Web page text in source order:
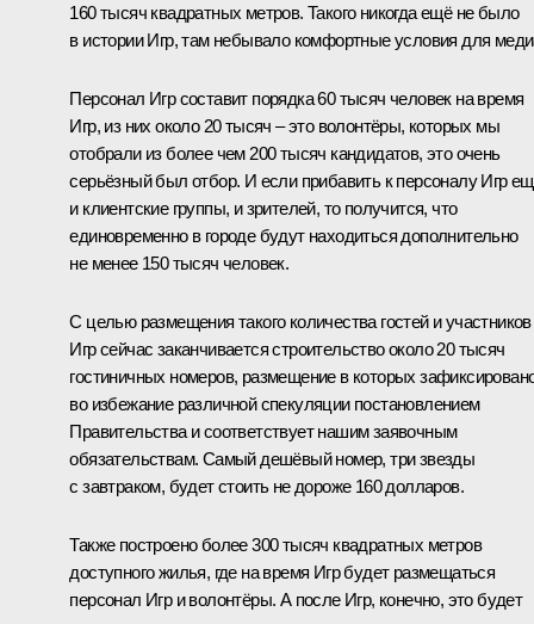
160 тысяч квадратных метров. Такого никогда ещё не было
в истории Игр, там небывало комфортные условия для
Персонал Игр составит порядка 60 тысяч человек на время
Игр, из них около 20 тысяч – это волонтёры, которых мы
отобрали из более чем 200 тысяч кандидатов, это очень
серьёзный был отбор. И если прибавить к персоналу Игр
и клиентские группы, и зрителей, то получится, что
единовременно в городе будут находиться дополнительно
не менее 150 тысяч человек.
С целью размещения такого количества гостей и участников
Игр сейчас заканчивается строительство около 20 тысяч
гостиничных номеров, размещение в которых
во избежание различной спекуляции постановлением
Правительства и соответствует нашим заявочным
обязательствам. Самый дешёвый номер, три звезды
с завтраком, будет стоить не дороже 160 долларов.
Также построено более 300 тысяч квадратных метров
доступного жилья, где на время Игр будет размещаться
персонал Игр и волонтёры. А после Игр, конечно, это будет